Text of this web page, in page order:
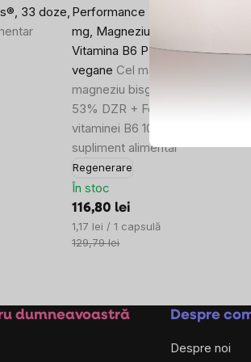
33 doze, Performance Magnesium® 1000
mg, Magneziu 200 mg +
Vitamina B6 P5P, 100 capsule
vegane Cel mai bine absorbit
magneziu bisglicinat MagChel®
53% DZR + Forma activă a
vitaminei B6 100% DZR,
supliment alimentar
Regenerare
În stoc
116,80 lei
Evaluare
preţ:
1,17 lei / 1 capsulă
129,79 lei
dumneavoastră Despre
Despre noi